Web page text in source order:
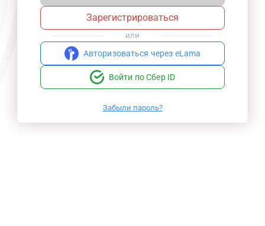
Зарегистрироваться
или
Авторизоваться через eLama
Войти по Сбер ID
Забыли пароль?